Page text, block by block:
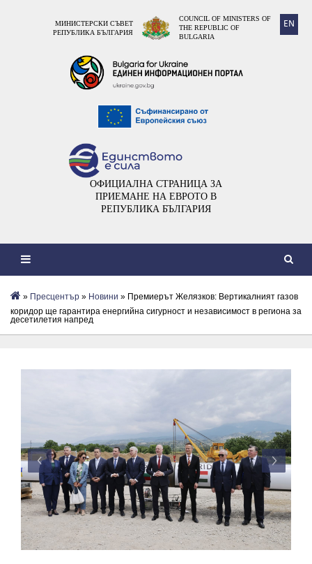
EN
МИНИСТЕРСКИ СЪВЕТ
РЕПУБЛИКА БЪЛГАРИЯ
COUNCIL OF MINISTERS OF
THE REPUBLIC OF
BULGARIA
ОФИЦИАЛНА СТРАНИЦА ЗА
ПРИЕМАНЕ НА ЕВРОТО В
РЕПУБЛИКА БЪЛГАРИЯ
» Пресцентър » Новини » Премиерът Желязков: Вертикалният газов
коридор ще гарантира енергийна сигурност и независимост в региона за
десетилетия напред